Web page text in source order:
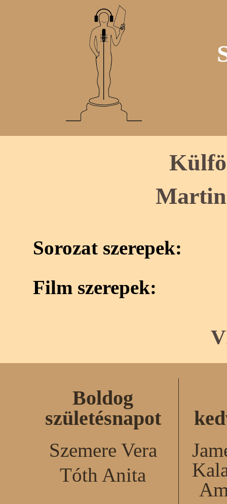
Martin
Sorozat szerepek:
Film szerepek:
Boldog
születésnapot
Szemere Vera
Tóth Anita